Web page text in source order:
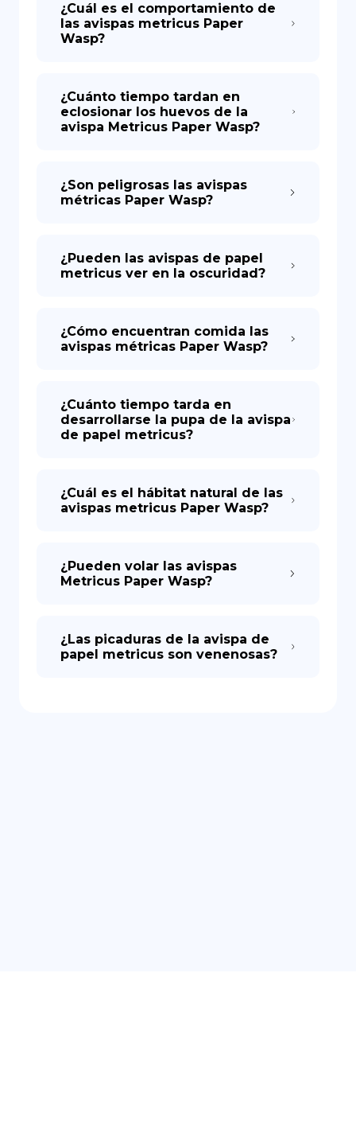
¿Cuál es el comportamiento de
las avispas metricus Paper
Wasp?
¿Cuánto tiempo tardan en
eclosionar los huevos de la
avispa Metricus Paper Wasp?
¿Son peligrosas las avispas
métricas Paper Wasp?
¿Pueden las avispas de papel
metricus ver en la oscuridad?
¿Cómo encuentran comida las
avispas métricas Paper Wasp?
¿Cuánto tiempo tarda en
desarrollarse la pupa de la avispa
de papel metricus?
¿Cuál es el hábitat natural de las
avispas metricus Paper Wasp?
¿Pueden volar las avispas
Metricus Paper Wasp?
¿Las picaduras de la avispa de
papel metricus son venenosas?